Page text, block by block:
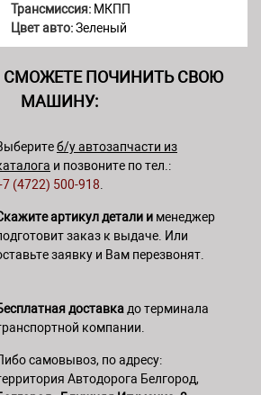
Трансмиссия: МКПП
Цвет авто:Зеленый
СМОЖЕТЕ ПОЧИНИТЬ СВОЮ
МАШИНУ:
б/у автозапчасти из
и позвоните по тел.:
(4722) 500-918
артикул детали и менеджер
заказ к выдаче. Или
заявку и Вам перезвонят.
доставка до терминала
компании.
самовывоз, по адресу:
Автодорога Белгород,